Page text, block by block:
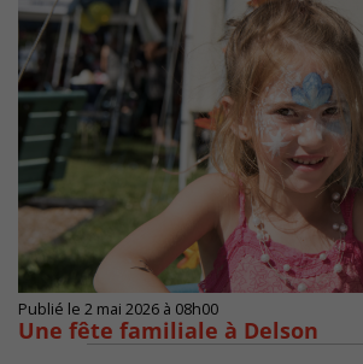
Publié le 2 mai 2026 à 08h00
Une fête familiale à Delson